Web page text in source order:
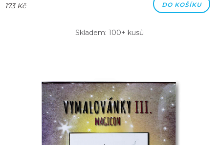
173 Kč DO KOŠÍKU
Skladem: 100+ kusů